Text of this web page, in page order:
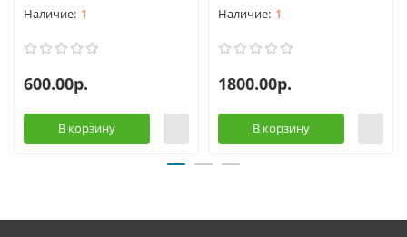
1
600.00р.
В корзину
1
1800.00р.
В корзину